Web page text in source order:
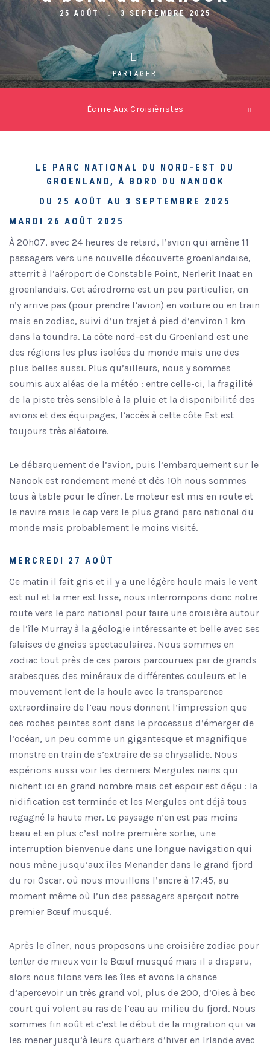
Écrire Aux Croisièristes
25 AOÛT 3 SEPTEMBRE 2025
PARTAGER
LE PARC NATIONAL DU NORD-EST DU
GROENLAND, À BORD DU NANOOK
DU 25 AOÛT AU 3 SEPTEMBRE 2025
MARDI 26 AOÛT 2025
À 20h07, avec 24 heures de retard, l’avion qui amène 11
passagers vers une nouvelle découverte groenlandaise,
atterrit à l’aéroport de Constable Point, Nerlerit Inaat en
groenlandais. Cet aérodrome est un peu particulier, on
n’y arrive pas (pour prendre l’avion) en voiture ou en train
mais en zodiac, suivi d’un trajet à pied d’environ 1 km
dans la toundra. La côte nord-est du Groenland est une
des régions les plus isolées du monde mais une des
plus belles aussi. Plus qu’ailleurs, nous y sommes
soumis aux aléas de la météo : entre celle-ci, la fragilité
de la piste très sensible à la pluie et la disponibilité des
avions et des équipages, l’accès à cette côte Est est
toujours très aléatoire.
Le débarquement de l’avion, puis l’embarquement sur le
Nanook est rondement mené et dès 10h nous sommes
tous à table pour le dîner. Le moteur est mis en route et
le navire mais le cap vers le plus grand parc national du
monde mais probablement le moins visité.
MERCREDI 27 AOÛT
Ce matin il fait gris et il y a une légère houle mais le vent
est nul et la mer est lisse, nous interrompons donc notre
route vers le parc national pour faire une croisière autour
de l’île Murray à la géologie intéressante et belle avec ses
falaises de gneiss spectaculaires. Nous sommes en
zodiac tout près de ces parois parcourues par de grands
arabesques des minéraux de différentes couleurs et le
mouvement lent de la houle avec la transparence
extraordinaire de l’eau nous donnent l’impression que
ces roches peintes sont dans le processus d’émerger de
l’océan, un peu comme un gigantesque et magnifique
monstre en train de s’extraire de sa chrysalide. Nous
espérions aussi voir les derniers Mergules nains qui
nichent ici en grand nombre mais cet espoir est déçu : la
nidification est terminée et les Mergules ont déjà tous
regagné la haute mer. Le paysage n’en est pas moins
beau et en plus c’est notre première sortie, une
interruption bienvenue dans une longue navigation qui
nous mène jusqu’aux îles Menander dans le grand fjord
du roi Oscar, où nous mouillons l’ancre à 17:45, au
moment même où l’un des passagers aperçoit notre
premier Bœuf musqué.
Après le dîner, nous proposons une croisière zodiac pour
tenter de mieux voir le Bœuf musqué mais il a disparu,
alors nous filons vers les îles et avons la chance
d’apercevoir un très grand vol, plus de 200, d’Oies à bec
court qui volent au ras de l’eau au milieu du fjord. Nous
sommes fin août et c’est le début de la migration qui va
les mener jusqu’à leurs quartiers d’hiver en Irlande avec